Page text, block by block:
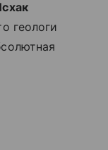
геологи